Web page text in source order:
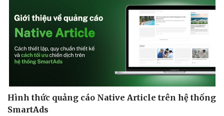
Hình thức quảng cáo Native Article trên hệ thống
SmartAds